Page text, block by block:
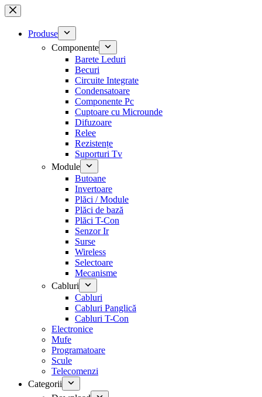
Sari
la
conținutProduse
Componente
Barete Leduri
Becuri
Circuite Integrate
Condensatoare
Componente Pc
Cuptoare cu Microunde
Difuzoare
Relee
Rezistențe
Suporturi Tv
Module
Butoane
Invertoare
Plăci / Module
Plăci de bază
Plăci T-Con
Senzor Ir
Surse
Wireless
Selectoare
Mecanisme
Cabluri
Cabluri
Cabluri Panglică
Cabluri T-Con
Electronice
Mufe
Programatoare
Scule
Telecomenzi
Categorii